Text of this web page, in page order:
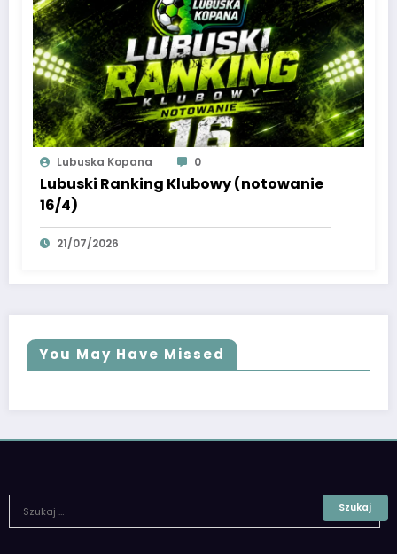
Lubuska Kopana 0
Lubuski Ranking Klubowy (notowanie
16/4)
21/07/2026
You May Have Missed